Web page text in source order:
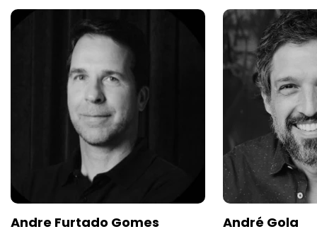
Andre Furtado Gomes André Gola